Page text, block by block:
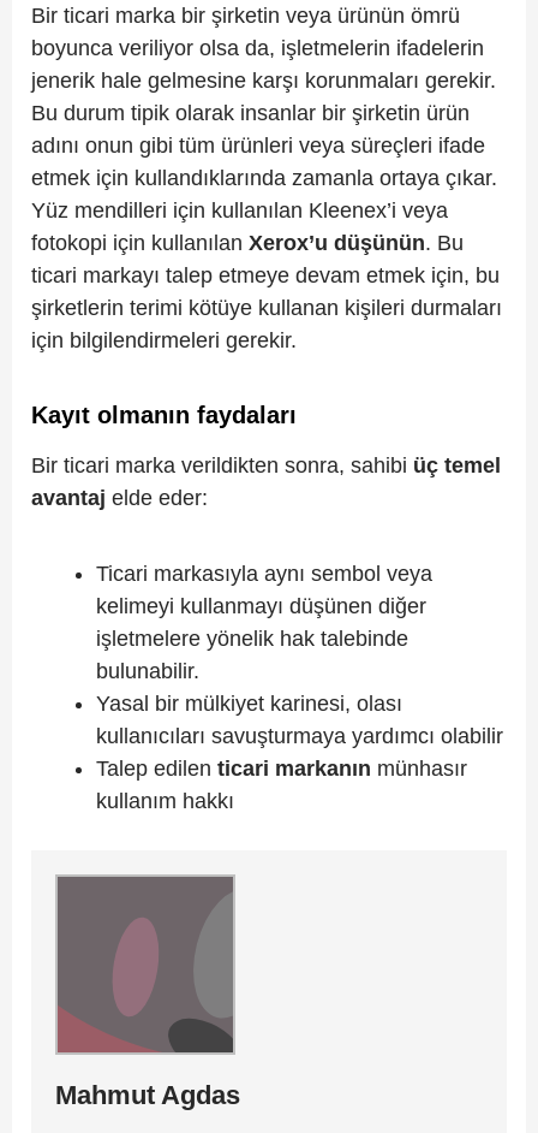
Bir ticari marka bir şirketin veya ürünün ömrü
boyunca veriliyor olsa da, işletmelerin ifadelerin
jenerik hale gelmesine karşı korunmaları gerekir.
Bu durum tipik olarak insanlar bir şirketin ürün
adını onun gibi tüm ürünleri veya süreçleri ifade
etmek için kullandıklarında zamanla ortaya çıkar.
Yüz mendilleri için kullanılan Kleenex’i veya
fotokopi için kullanılan Xerox’u düşünün. Bu
ticari markayı talep etmeye devam etmek için, bu
şirketlerin terimi kötüye kullanan kişileri durmaları
için bilgilendirmeleri gerekir.
Kayıt olmanın faydaları
Bir ticari marka verildikten sonra, sahibi üç temel
avantaj elde eder:
Ticari markasıyla aynı sembol veya
kelimeyi kullanmayı düşünen diğer
işletmelere yönelik hak talebinde
bulunabilir.
Yasal bir mülkiyet karinesi, olası
kullanıcıları savuşturmaya yardımcı olabilir
Talep edilen ticari markanın münhasır
kullanım hakkı
Mahmut Agdas